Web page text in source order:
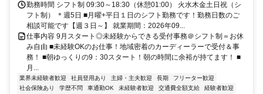
勤務時間 シフト制 09:30～18:30（休憩01:00） 火水木金土日祝（シ
フト制） ＊週5日 ■月曜+平日１日のシフト勤務です！勤務日数のご
相談可能です【週３日～】 就業期間：2026年09...
仕事内容 9月スタート◎未経験からできる受付事務＠シフト制＝お休
み自由 ■未経験OKのお仕事！地域密着のカーディーラーで受付＆事
務！ ■朝ゆっくりの9：30スタート！朝の時間に余裕が持てます！ ■
月...
業界未経験者歓迎 社員登用あり 主婦・主夫歓迎 長期
フリーター歓迎
社会保険あり
学歴不問 車通勤OK 未経験者歓迎 交通費全額支給
経験者歓迎